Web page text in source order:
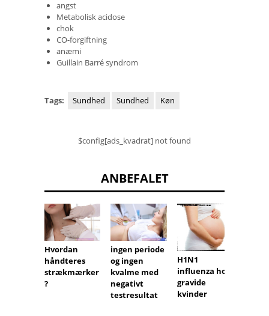
angst
Metabolisk acidose
chok
CO-forgiftning
anæmi
Guillain Barré syndrom
Tags: Sundhed Sundhed Køn
$config[ads_kvadrat] not found
ANBEFALET
Hvordan
håndteres
strækmærker
?
ingen periode
og ingen
kvalme med
negativt
testresultat
H1N1
influenza hos
gravide
kvinder